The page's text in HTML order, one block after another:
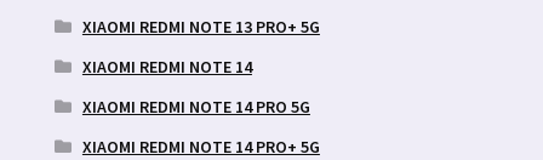
XIAOMI REDMI NOTE 13 PRO+ 5G
XIAOMI REDMI NOTE 14
XIAOMI REDMI NOTE 14 PRO 5G
XIAOMI REDMI NOTE 14 PRO+ 5G